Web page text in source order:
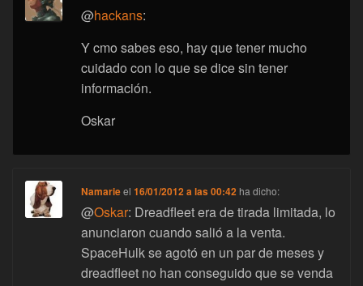
@hackans:
Y cmo sabes eso, hay que tener mucho
cuidado con lo que se dice sin tener
información.
Oskar
Namarieel16/01/2012 a las 00:42 ha dicho:
@Oskar: Dreadfleet era de tirada limitada, lo
anunciaron cuando salió a la venta.
SpaceHulk se agotó en un par de meses y
dreadfleet no han conseguido que se venda